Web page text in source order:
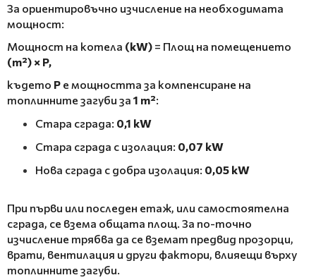
За ориентировъчно изчисление на необходимата
мощност:
Мощност на котела (kW) = Площ на помещението
(m²) × P,
където P е мощността за компенсиране на
топлинните загуби за 1 m²:
Стара сграда: 0,1 kW
Стара сграда с изолация: 0,07 kW
Нова сграда с добра изолация: 0,05 kW
При първи или последен етаж, или самостоятелна
сграда, се взема общата площ. За по-точно
изчисление трябва да се вземат предвид прозорци,
врати, вентилация и други фактори, влияещи върху
топлинните загуби.